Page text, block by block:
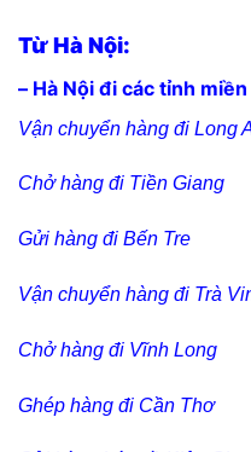
Từ Hà Nội:
– Hà Nội đi các tỉnh miền
Vận chuyển hàng đi Long
Chở hàng đi Tiền Giang
Gửi hàng đi Bến Tre
Vận chuyển hàng đi Trà
Chở hàng đi Vĩnh Long
Ghép hàng đi Cần Thơ